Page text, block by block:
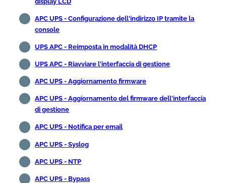
APC UPS - Configurazione dell'indirizzo IP tramite la
console
UPS APC - Reimposta in modalità DHCP
UPS APC - Riavviare l'interfaccia di gestione
APC UPS - Aggiornamento firmware
APC UPS - Aggiornamento del firmware dell'interfaccia
di gestione
APC UPS - Notifica per email
APC UPS - Syslog
APC UPS - NTP
APC UPS - Bypass